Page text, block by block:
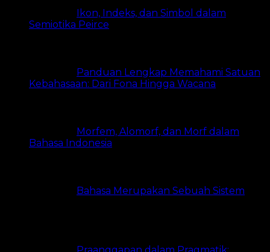
Ikon, Indeks, dan Simbol dalam
Semiotika Peirce
Panduan Lengkap Memahami Satuan
Kebahasaan: Dari Fona Hingga Wacana
Morfem, Alomorf, dan Morf dalam
Bahasa Indonesia
Bahasa Merupakan Sebuah Sistem